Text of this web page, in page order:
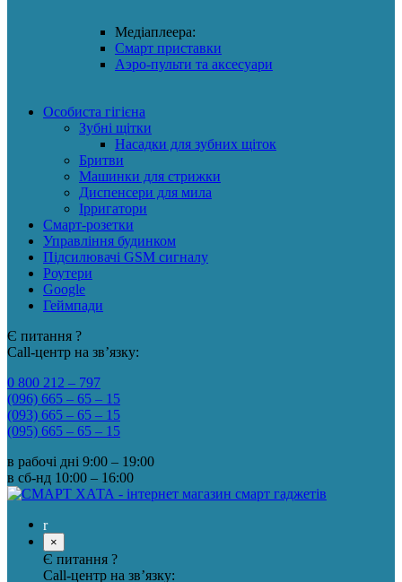
Медіаплеера:
Смарт приставки
Аэро-пульти та аксесуари
Особиста гігієна
Зубні щітки
Насадки для зубних щіток
Бритви
Машинки для стрижки
Диспенсери для мила
Ірригатори
Смарт-розетки
Управління будинком
Підсилювачі GSM сигналу
Роутери
Google
Геймпади
Є питання ?
Call-центр на зв’язку:
0 800 212 – 797
(096) 665 – 65 – 15
(093) 665 – 65 – 15
(095) 665 – 65 – 15
в рабочі дні 9:00 – 19:00
в сб-нд 10:00 – 16:00
×
Є питання ?
Call-центр на зв’язку: